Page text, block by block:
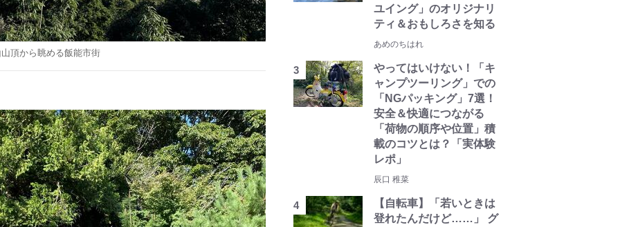
頂から眺める飯能市街
ユイング」のオリジナリ
ティ＆おもしろさを知る
あめのちはれ
やってはいけない！「キ
ャンプツーリング」での
「NGパッキング」7選！
安全＆快適につながる
「荷物の順序や位置」積
載のコツとは？「実体験
レポ」
辰口 稚菜
【自転車】「若いときは
登れたんだけど……」 グ